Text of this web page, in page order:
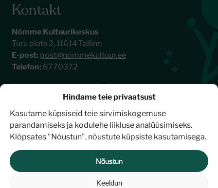
Hindame teie privaatsust
Kasutame küpsiseid teie sirvimiskogemuse
parandamiseks ja kodulehe liikluse analüüsimiseks.
Klõpsates "Nõustun", nõustute küpsiste kasutamisega.
Nõustun
Keeldun
Kontakt
Nõmme Kultuurikeskus
Turu plats 2, 11614 Tallinn
E-post: post@nommekultuur.ee
Telefon: 6770372
Liitu meie uudiskirjaga